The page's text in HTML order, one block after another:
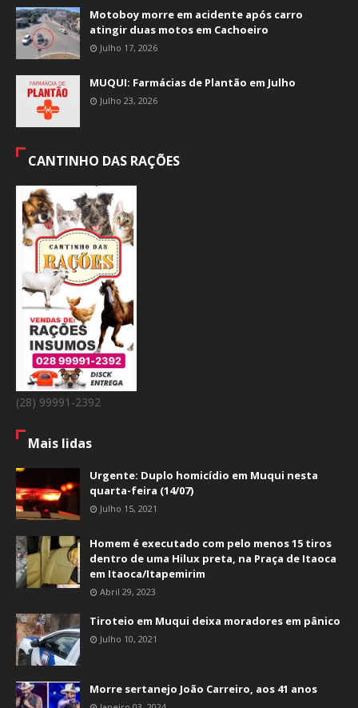
Motoboy morre em acidente após carro
atingir duas motos em Cachoeiro
Julho 17, 2026
MUQUI: Farmácias de Plantão em Julho
Julho 23, 2026
CANTINHO DAS RAÇÕES
(28) 99991-2392
Mais lidas
Urgente: Duplo homicídio em Muqui nesta
quarta-feira (14/07)
Julho 15, 2021
Homem é executado com pelo menos 15 tiros
dentro de uma Hilux preta, na Praça de Itaoca
em Itaoca/Itapemirim
Abril 29, 2023
Tiroteio em Muqui deixa moradores em pânico
Julho 10, 2021
Morre sertanejo João Carreiro, aos 41 anos